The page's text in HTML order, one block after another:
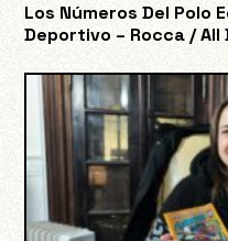
Los Números Del Polo
Deportivo – Rocca / All